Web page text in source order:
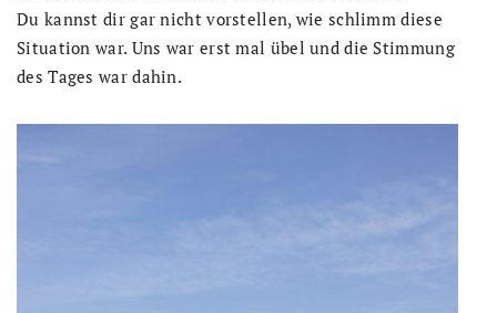
Du kannst dir gar nicht vorstellen, wie schlimm diese
Situation war. Uns war erst mal übel und die Stimmung
des Tages war dahin.